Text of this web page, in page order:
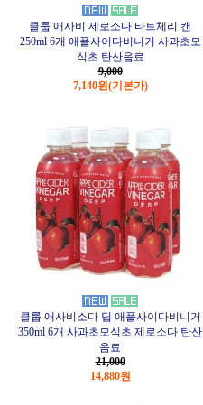
클룹 애사비 제로소다 타트체리 캔
250ml 6개 애플사이다비니거 사과초모
식초 탄산음료
9,000
7,140원(기본가)
클룹 애사비소다 딥 애플사이다비니거
350ml 6개 사과초모식초 제로소다 탄산
음료
21,000
14,880원